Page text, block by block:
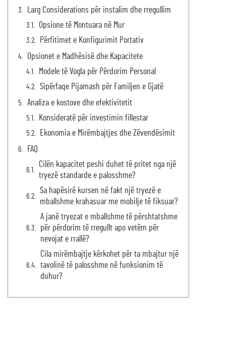
Larg Considerations për instalim dhe rregullim
Opsione të Montuara në Mur
Përfitimet e Konfigurimit Portativ
Opsionet e Madhësisë dhe Kapacitete
Modele të Vogla për Përdorim Personal
Sipërfaqe Pijamash për Familjen e Gjatë
Analiza e kostove dhe efektivitetit
Konsideratë për investimin fillestar
Ekonomia e Mirëmbajtjes dhe Zëvendësimit
FAQ
Cilën kapacitet peshi duhet të pritet nga një
tryezë standarde e palosshme?
Sa hapësirë kursen në fakt një tryezë e
mballshme krahasuar me mobilje të fiksuar?
A janë tryezat e mballshme të përshtatshme
për përdorim të rregullt apo vetëm për
nevojat e rrallë?
Cila mirëmbajtje kërkohet për ta mbajtur një
tavolinë të palosshme në funksionim të
duhur?